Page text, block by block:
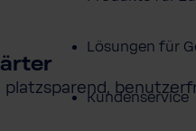
Lösungen für
Kundenservice